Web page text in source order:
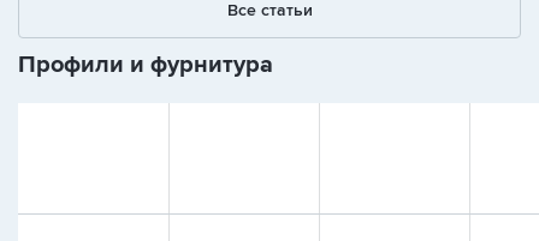
Все статьи
Профили и фурнитура